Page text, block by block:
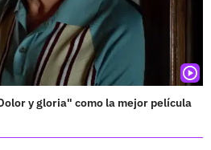
y gloria" como la mejor película